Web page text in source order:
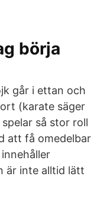
börja
går i ettan och
(karate säger
så stor roll
att få omedelbar
är inte alltid lätt